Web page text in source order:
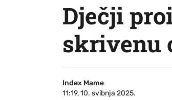
Dječji
skrivenu
Index Mame
11:19, 10. svibnja 2025.